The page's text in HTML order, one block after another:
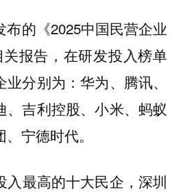
的《2025中国民营企业
报告，在研发投入榜单
分别为：华为、腾讯、
、吉利控股、小米、蚂蚁
宁德时代。
入最高的十大民企，深圳